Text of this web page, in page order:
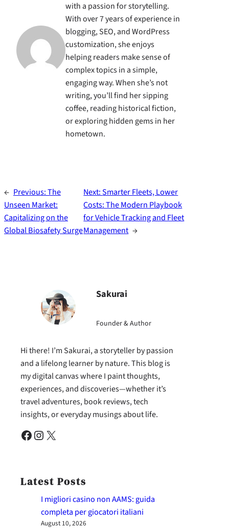
with a passion for storytelling.
With over 7 years of experience in
blogging, SEO, and WordPress
customization, she enjoys
helping readers make sense of
complex topics in a simple,
engaging way. When she’s not
writing, you’ll find her sipping
coffee, reading historical fiction,
or exploring hidden gems in her
hometown.
← Previous:The
Unseen Market:
Capitalizing on the
Global Biosafety Surge
Next:Smarter Fleets, Lower
Costs: The Modern Playbook
for Vehicle Tracking and Fleet
Management →
Sakurai
Founder & Author
Hi there! I’m Sakurai, a storyteller by passion
and a lifelong learner by nature. This blog is
my digital canvas where I paint thoughts,
experiences, and discoveries—whether it’s
travel adventures, book reviews, tech
insights, or everyday musings about life.
Facebook Instagram X
Latest Posts
I migliori casino non AAMS: guida
completa per giocatori italiani
August 10, 2026